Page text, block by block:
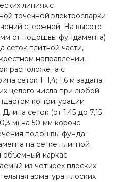
линиях с
точечной электросварки
стержней. На высоте
мм от по­дошвы фундамента)
сеток плитной части,
нап­равлении.
расположена с
сеток 1; 1,4; 1,6 м за­дана
целого числа при любой
конфигурации
сеток (от 1,45 до 7,15
м) на 50 мм короче
подошвы фунда­
на сетке плитной
объемный каркас
из четырех плоских
арматура плоских